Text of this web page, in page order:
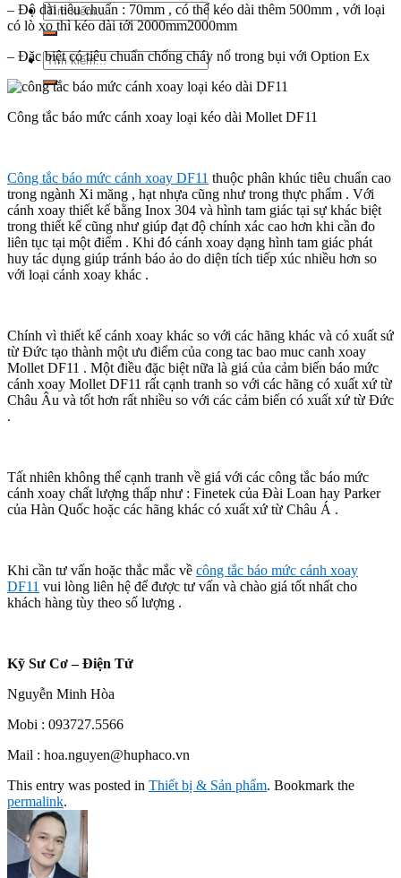
Tìm
kiếm:
Tìm
kiếm:
– Độ dài tiêu chuẩn : 70mm , có thể kéo dài thêm 500mm , với loại
có lò xo thì kéo dài tới 2000mm2000mm
– Đặc biệt có tiêu chuẩn chống cháy nổ trong bụi với Option Ex
Công tắc báo mức cánh xoay loại kéo dài Mollet DF11
Công tắc báo mức cánh xoay DF11 thuộc phân khúc tiêu chuẩn cao
trong ngành Xi măng , hạt nhựa cũng như trong thực phẩm . Với
cánh xoay thiết kế bằng Inox 304 và hình tam giác tại sự khác biệt
trong thiết kế cũng như giúp đạt độ chính xác cao hơn khi cần đo
liên tục tại một điểm . Khi đó cánh xoay dạng hình tam giác phát
huy tác dụng giúp tránh báo ảo do diện tích tiếp xúc nhiều hơn so
với loại cánh xoay khác .
Chính vì thiết kế cánh xoay khác so với các hãng khác và có xuất sứ
từ Đức tạo thành một ưu điểm của cong tac bao muc canh xoay
Mollet DF11 . Một điều đặc biệt nữa là giá của cảm biến báo mức
cánh xoay Mollet DF11 rất cạnh tranh so với các hãng có xuất xứ từ
Châu Âu và tốt hơn rất nhiều so với các cảm biến có xuất xứ từ Đức
.
Tất nhiên không thể cạnh tranh về giá với các công tắc báo mức
cánh xoay chất lượng thấp như : Finetek của Đài Loan hay Parker
của Hàn Quốc hoặc các hãng khác có xuất xứ từ Châu Á .
Khi cần tư vấn hoặc thắc mắc về công tắc báo mức cánh xoay
DF11 vui lòng liên hệ để được tư vấn và chào giá tốt nhất cho
khách hàng tùy theo số lượng .
Kỹ Sư Cơ – Điện Tử
Nguyễn Minh Hòa
Mobi : 093727.5566
Mail : hoa.nguyen@huphaco.vn
This entry was posted in Thiết bị & Sản phẩm. Bookmark the
permalink.